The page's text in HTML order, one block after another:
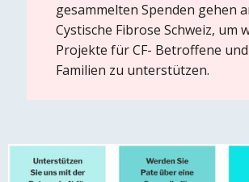
gesammelten Spenden gehen
Cystische Fibrose Schweiz, um
Projekte für CF- Betroffene
Familien zu unterstützen.